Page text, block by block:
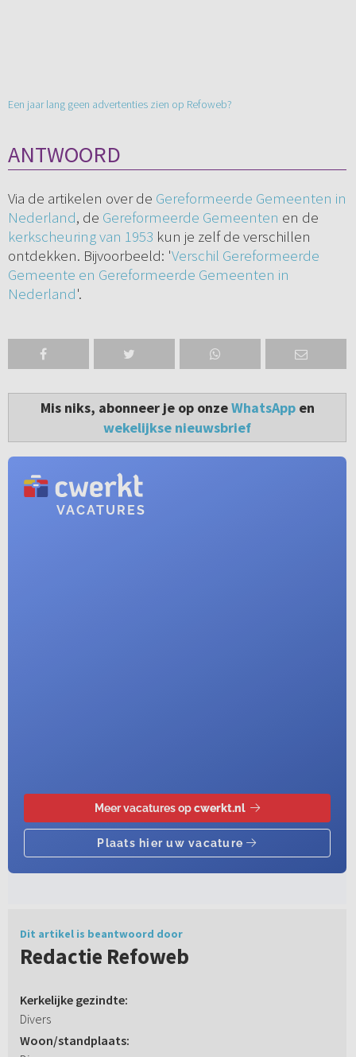
Een jaar lang geen advertenties zien op Refoweb?
ANTWOORD
Via de artikelen over de Gereformeerde Gemeenten in
Nederland, de Gereformeerde Gemeenten en de
kerkscheuring van 1953 kun je zelf de verschillen
ontdekken. Bijvoorbeeld: 'Verschil Gereformeerde
Gemeente en Gereformeerde Gemeenten in
Nederland'.
Mis niks, abonneer je op onzeWhatsAppen
wekelijkse nieuwsbrief
Dit artikel is beantwoord door
Redactie Refoweb
Kerkelijke gezindte:
Divers
Woon/standplaats: